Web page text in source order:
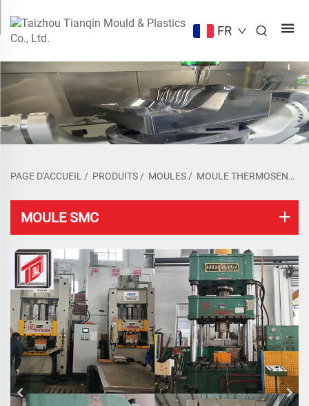
FR
PAGE D'ACCUEIL / PRODUITS / MOULES / MOULE THERMOSENSIBLE
MOULE SMC